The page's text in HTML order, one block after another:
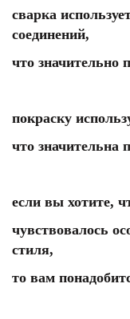
сварка
соединений,
что значительно
покраску
что значительна
если вы хотите,
чувствовалось
стиля,
то вам